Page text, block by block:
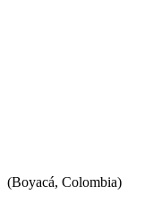
(Boyacá, Colombia)